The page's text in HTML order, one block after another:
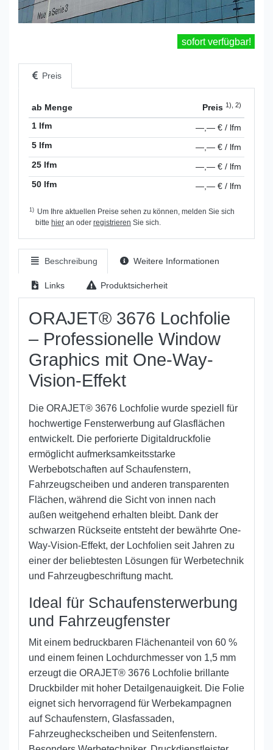
sofort verfügbar!
Preis
ab Menge Preis1), 2)
1 lfm
—,— € / lfm
5 lfm
—,— € / lfm
25 lfm
—,— € / lfm
50 lfm
—,— € / lfm
1) Um Ihre aktuellen Preise sehen zu können, melden Sie sich
bitte hier an oder registrieren Sie sich.
Beschreibung Weitere Informationen
Links Produktsicherheit
ORAJET® 3676 Lochfolie
– Professionelle Window
Graphics mit One-Way-
Vision-Effekt
Die ORAJET® 3676 Lochfolie wurde speziell für
hochwertige Fensterwerbung auf Glasflächen
entwickelt. Die perforierte Digitaldruckfolie
ermöglicht aufmerksamkeitsstarke
Werbebotschaften auf Schaufenstern,
Fahrzeugscheiben und anderen transparenten
Flächen, während die Sicht von innen nach
außen weitgehend erhalten bleibt. Dank der
schwarzen Rückseite entsteht der bewährte One-
Way-Vision-Effekt, der Lochfolien seit Jahren zu
einer der beliebtesten Lösungen für Werbetechnik
und Fahrzeugbeschriftung macht.
Ideal für Schaufensterwerbung
und Fahrzeugfenster
Mit einem bedruckbaren Flächenanteil von 60 %
und einem feinen Lochdurchmesser von 1,5 mm
erzeugt die ORAJET® 3676 Lochfolie brillante
Druckbilder mit hoher Detailgenauigkeit. Die Folie
eignet sich hervorragend für Werbekampagnen
auf Schaufenstern, Glasfassaden,
Fahrzeugheckscheiben und Seitenfenstern.